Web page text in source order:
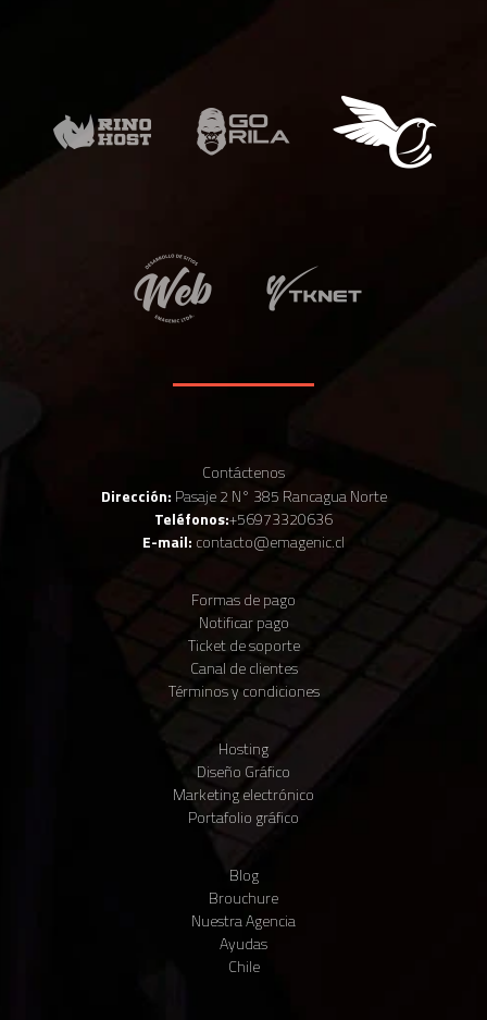
Contáctenos
Dirección: Pasaje 2 N° 385 Rancagua Norte
Teléfonos:+56973320636
E-mail: contacto@emagenic.cl
Formas de pago
Notificar pago
Ticket de soporte
Canal de clientes
Términos y condiciones
Hosting
Diseño Gráfico
Marketing electrónico
Portafolio gráfico
Blog
Brouchure
Nuestra Agencia
Ayudas
Chile
● Vendedor virtual · En línea
Para comenzar, cuéntanos tu nombre y tu WhatsApp 📱 Te enviaremos